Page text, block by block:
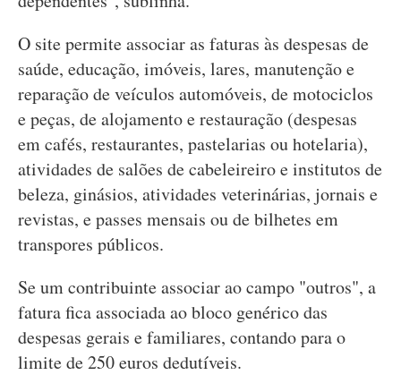
O site permite associar as faturas às despesas de
saúde, educação, imóveis, lares, manutenção e
reparação de veículos automóveis, de motociclos
e peças, de alojamento e restauração (despesas
em cafés, restaurantes, pastelarias ou hotelaria),
atividades de salões de cabeleireiro e institutos de
beleza, ginásios, atividades veterinárias, jornais e
revistas, e passes mensais ou de bilhetes em
transpores públicos.
Se um contribuinte associar ao campo "outros", a
fatura fica associada ao bloco genérico das
despesas gerais e familiares, contando para o
limite de 250 euros dedutíveis.